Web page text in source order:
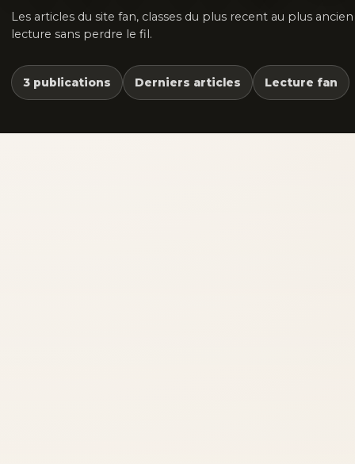
Les articles du site fan, classes du plus recent au plus
lecture sans perdre le fil.
3 publications Derniers articles Lecture fan